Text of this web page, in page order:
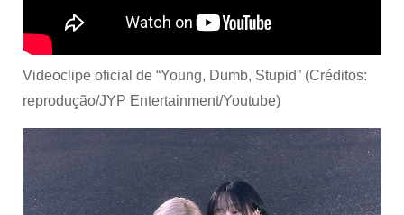
Videoclipe oficial de “Young, Dumb, Stupid” (Créditos:
reprodução/JYP Entertainment/Youtube)